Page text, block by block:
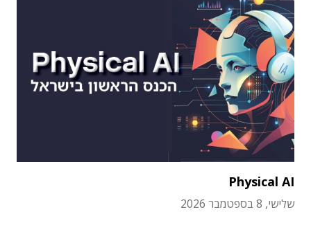
Physical AI
שלישי, 8 בספטמבר 2026